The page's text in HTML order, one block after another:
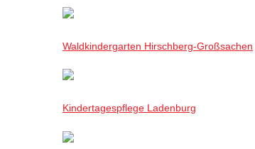
Waldkindergarten Hirschberg-Großsachen
Kindertagespflege Ladenburg